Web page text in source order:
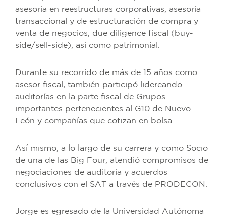
asesoría en reestructuras corporativas, asesoría
transaccional y de estructuración de compra y
venta de negocios, due diligence fiscal (buy-
side/sell-side), así como patrimonial.
Durante su recorrido de más de 15 años como
asesor fiscal, también participó lidereando
auditorías en la parte fiscal de Grupos
importantes pertenecientes al G10 de Nuevo
León y compañías que cotizan en bolsa.
Así mismo, a lo largo de su carrera y como Socio
de una de las Big Four, atendió compromisos de
negociaciones de auditoría y acuerdos
conclusivos con el SAT a través de PRODECON.
Jorge es egresado de la Universidad Autónoma